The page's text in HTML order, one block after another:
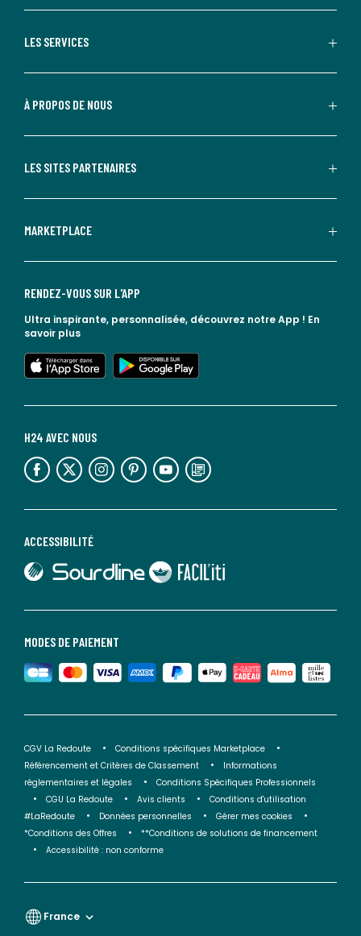
LES SERVICES
À PROPOS DE NOUS
LES SITES PARTENAIRES
MARKETPLACE
MODES DE PAIEMENT
ACCESSIBILITÉ
lien vers Sourdline
lien vers Faciliti
H24 AVEC NOUS
lien vers l'espace réseaux sociaux lien vers l'espace réseaux sociaux lien vers l'espace réseaux sociaux lien vers l'espace réseaux sociaux lien vers l'espace réseaux sociaux lien vers le blog la redoute
RENDEZ-VOUS SUR L'APP
Ultra inspirante, personnalisée, découvrez notre App ! En
savoir plus
lien vers l'app store
lien vers google play
CGV La Redoute
Conditions spécifiques Marketplace
Référencement et Critères de Classement
Informations
réglementaires et légales
Conditions Spécifiques Professionnels
CGU La Redoute
Avis clients
Conditions d'utilisation
#LaRedoute
Données personnelles
Gérer mes cookies
*Conditions des Offres
**Conditions de solutions de financement
Accessibilité : non conforme
France